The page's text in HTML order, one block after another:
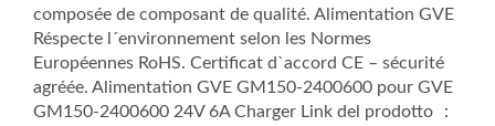
composée de composant de qualité. Alimentation GVE
Réspecte l´environnement selon les Normes
Européennes RoHS. Certificat d`accord CE – sécurité
agréée. Alimentation GVE GM150-2400600 pour GVE
GM150-2400600 24V 6A Charger Link del prodotto ：